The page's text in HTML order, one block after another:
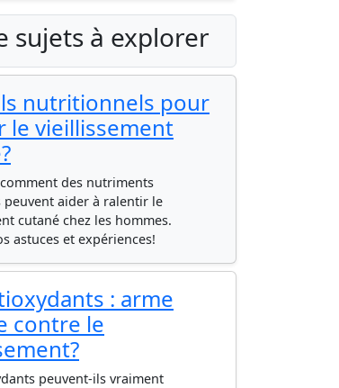
sujets à explorer
nutritionnels pour
le vieillissement
des nutriments
peuvent aider à ralentir le
cutané chez les hommes.
astuces et expériences!
: arme
contre le
peuvent-ils vraiment